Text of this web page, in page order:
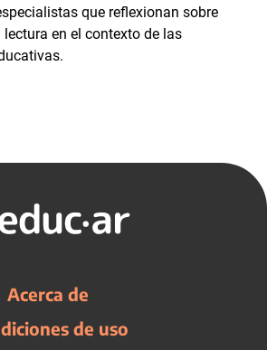
que reflexionan sobre
en el contexto de las
Acerca de
de uso